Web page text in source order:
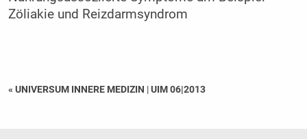
Zöliakie und Reizdarmsyndrom
« UNIVERSUM INNERE MEDIZIN |UIM 06|2013